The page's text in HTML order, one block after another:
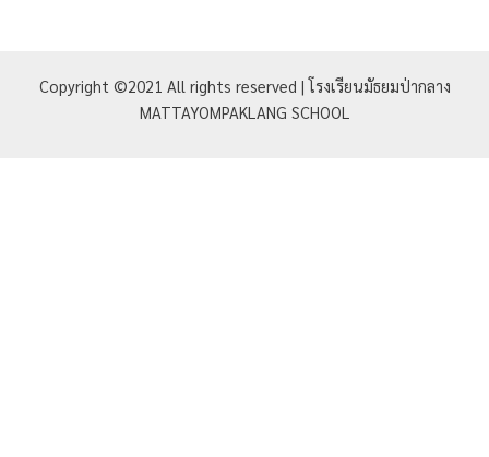
Copyright ©2021 All rights reserved | โรงเรียนมัธยมป่ากลาง
MATTAYOMPAKLANG SCHOOL